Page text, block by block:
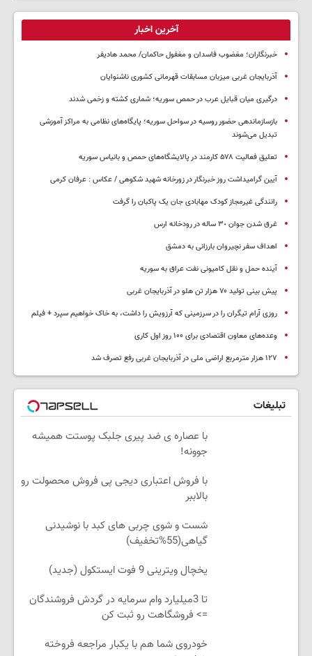
آخرین اخبار
خبرنگاران؛ مغضوب فاسدان و مغفول حاکمان/ محمد هادیفر
آذربایجان غربی میزبان مسابقات قهرمانی کشوری ناشنوایان
درگیری میان قبایل عرب در حمص سوریه؛ شماری کشته و زخمی شدند
بازسازماندهی حضور روسیه در سواحل سوریه؛ پایگاه‌های نظامی به مراکز آموزشی
تبدیل می‌شوند
تعلیق فعالیت ۵۷۸ کارمند در پالایشگاه‌های حمص و بانیاس سوریه
آیین گرامیداشت روز خبرنگار در زورخانه شهید شکوهی / عکاس : عرفان کرمی
رانندگی غیرمجاز کودک مهابادی جان یک پاکبان را گرفت
غرق شدن جوان ٣٠ ساله در رودخانه ارس
اهداف سفر نچیروان بارزانی به دمشق
آینده حمل و نقل کامیونی نفت عراق به سوریه
پیش بینی تولید ۷۰ هزار تن هلو در آذربایجان غربی
روزی آرام تیگران را در سرزمینی که آرزویش را داشت، به خاک خواهیم سپرد + فیلم
وعده‌های معاون اقتصادی برای ۱۰۰ روز اول کاری
۱۲۷ هزار مترمربع اراضی ملی در آذربایجان غربی رفع تصرف شد
تبلیغات
با عصاره ی ضد پیری جلبک پوستت همیشه
جوونه!
با فروش اعتباری دیجی پی فروش محصولت رو
بالاببر
شست و شوی چربی های کبد با نوشیدنی
گیاهی(55%تخفیف)
یخچال ویترینی 9 فوت ایستکول (جدید)
تا 3میلیارد وام سرمایه در گردش فروشندگان
=> فروشگاهت رو ثبت کن
خودروی شما هم با یکبار مراجعه فروخته